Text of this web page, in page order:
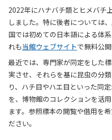
2022年にハナバチ類とヒメバチ
しました。特に後者については
国では初めての日本語による体
れも当館ウェブサイトで無料公
最近では、専門家が同定をした
実させ、それらを基に昆虫の分
り、ハチ目やハエ目といった同
を、博物館のコレクションを活
ます。参照標本の閲覧や借用を
ださい。